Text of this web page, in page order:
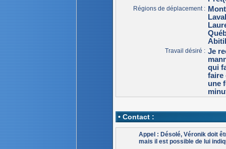
Régions de déplacement :
Travail désiré : Je
qui
faire
une
• Contact :
Appel : Désolé, Véronik doit
mais il est possible de lui